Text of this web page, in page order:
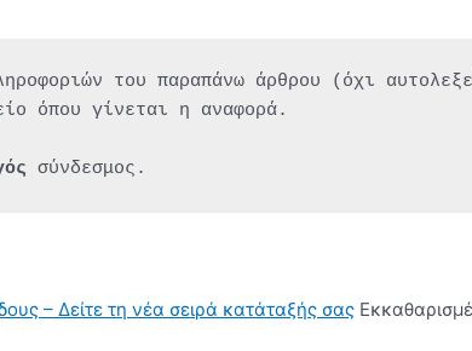
του παραπάνω άρθρου (όχι
όπου γίνεται η αναφορά.
σύνδεσμος.
– Δείτε τη νέα σειρά κατάταξής σας